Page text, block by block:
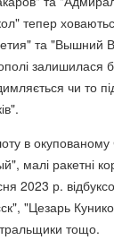
тепер
та "Вышний
залишилася
чи то
в
малі ракетні
2023 р.
"Цезарь
тощо.